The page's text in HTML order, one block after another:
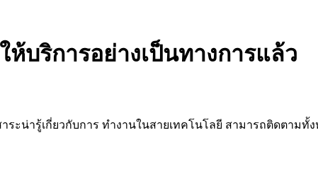
ห้บริการอย่างเป็นทางการแล้ว
ะน่ารู้เกี่ยวกับการ ทำงานในสายเทคโนโลยี สามารถติดตามทั้